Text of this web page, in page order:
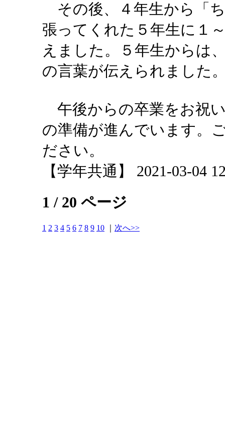
その後、４年生から「
張ってくれた５年生に１
えました。５年生からは
の言葉が伝えられました
午後からの卒業をお祝
の準備が進んでいます。
ださい。
【学年共通】 2021-03-04
1 / 20 ページ
1 2 3 4 5 6 7 8 9 10 次へ>>